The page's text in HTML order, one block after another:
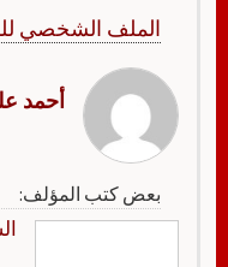
الملف الشخصي
أحمد
بعض كتب المؤلف: